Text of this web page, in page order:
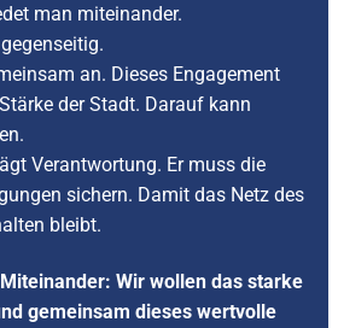
man miteinander.
an. Dieses Engagement
der Stadt. Darauf kann
Verantwortung. Er muss die
sichern. Damit das Netz des
bleibt.
Wir wollen das starke
gemeinsam dieses wertvolle